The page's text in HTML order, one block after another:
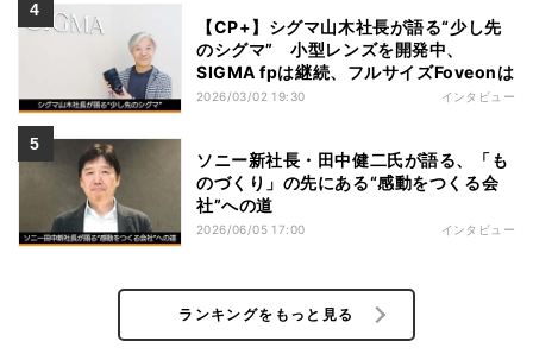
【CP+】シグマ山木社長が語る“少し先
のシグマ” 小型レンズを開発中、
SIGMA fpは継続、フルサイズFoveonは
2026/03/02 19:30 インタビュー
ソニー新社長・田中健二氏が語る、「も
のづくり」の先にある“感動をつくる会
社”への道
2026/06/05 17:00 インタビュー
ランキングをもっと見る